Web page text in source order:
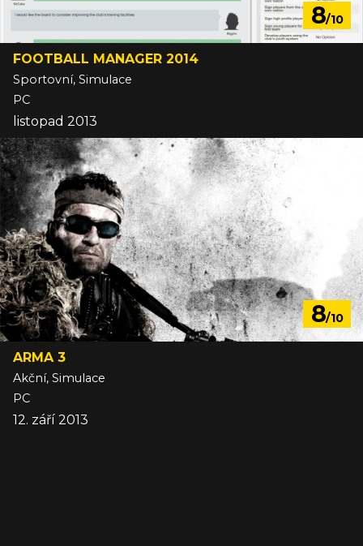
8/10
FOOTBALL MANAGER 2014
Sportovní, Simulace
PC
listopad 2013
8/10
ARMA 3
Akční, Simulace
PC
12. září 2013